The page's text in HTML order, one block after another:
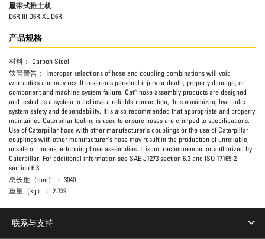
履带式推土机
D6R III D6R XL D6R
产品规格
材料： Carbon Steel
软管警告： Improper selections of hose and coupling combinations will void
warranties and may result in serious personal injury or death, property damage, or
component and machine system failure. Cat® hose assembly products are designed
and tested as a system to achieve a reliable connection, thus maximizing hydraulic
system safety and dependability. It is also recommended that appropriate and properly
maintained Caterpillar tooling is used to ensure hoses are crimped to specifications.
Use of Caterpillar hose with other manufacturer’s couplings or the use of Caterpillar
couplings with other manufacturer’s hose may result in the production of unreliable,
unsafe or under-performing hose assemblies. It is not recommended or authorized by
Caterpillar. For additional information see SAE J1273 section 6.3 and ISO 17165-2
section 6.3.
总长度（mm）： 3040
重量（kg）： 2.739
联系与支持